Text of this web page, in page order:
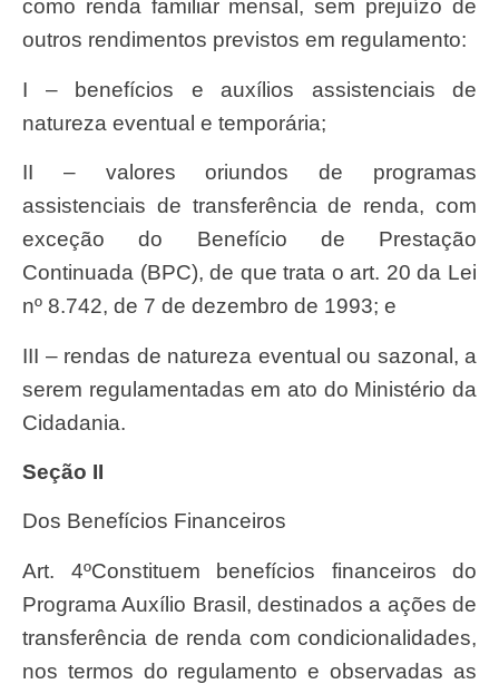
como renda familiar mensal, sem prejuízo de
outros rendimentos previstos em regulamento:
I – benefícios e auxílios assistenciais de
natureza eventual e temporária;
II – valores oriundos de programas
assistenciais de transferência de renda, com
exceção do Benefício de Prestação
Continuada (BPC), de que trata o art. 20 da Lei
nº 8.742, de 7 de dezembro de 1993; e
III – rendas de natureza eventual ou sazonal, a
serem regulamentadas em ato do Ministério da
Cidadania.
Seção II
Dos Benefícios Financeiros
Art. 4ºConstituem benefícios financeiros do
Programa Auxílio Brasil, destinados a ações de
transferência de renda com condicionalidades,
nos termos do regulamento e observadas as